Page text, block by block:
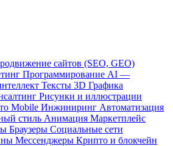
сайтов (SEO, GEO)
Программирование AI —
Тексты 3D Графика
Рисунки и иллюстрации
Mobile Инжиниринг Автоматизация
стиль Анимация Маркетплейс
Браузеры Социальные сети
Мессенджеры Крипто и блокчейн